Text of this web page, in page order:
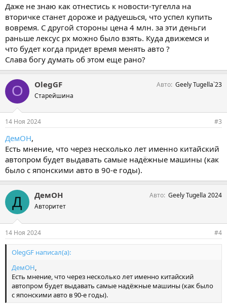
Даже не знаю как отнестись к новости-тугелла на
вторичке станет дороже и радуешься, что успел купить
вовремя. С другой стороны цена 4 млн. за эти деньги
раньше лексус рх можно было взять. Куда движемся и
что будет когда придет время менять авто ?
Слава богу думать об этом еще рано?
O OlegGF
Старейшина
Авто Geely Tugella`23
14 Ноя 2024 #3
ДемОН,
Есть мнение, что через несколько лет именно китайский
автопром будет выдавать самые надёжные машины (как
было с японскими авто в 90-е годы).
Д ДемОН
Авторитет
Авто Geely Tugella 2024
14 Ноя 2024 #4
OlegGF написал(а):
ДемОН
Есть мнение, что через несколько лет именно китайский
автопром будет выдавать самые надёжные машины (как было
с японскими авто в 90-е годы).